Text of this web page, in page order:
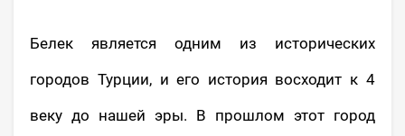
Белек является одним из исторических
городов Турции, и его история восходит к 4
веку до нашей эры. В прошлом этот город